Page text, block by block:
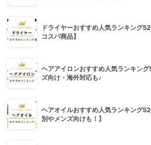
ドライヤーおすすめ人気ランキング
コスパ商品】
ヘアアイロンおすすめ人気ランキン
ズ向け・海外対応も♪
ヘアオイルおすすめ人気ランキング
別やメンズ向けも！】